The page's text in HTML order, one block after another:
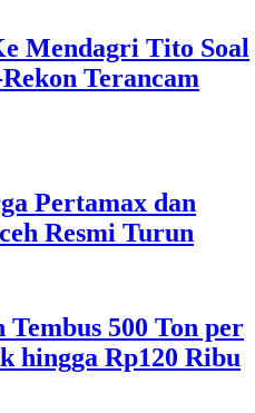
Mendagri Tito Soal
Terancam
Pertamax dan
Resmi Turun
500 Ton per
hingga Rp120 Ribu